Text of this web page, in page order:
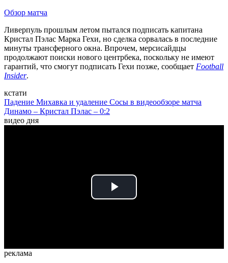
Обзор матча
Ливерпуль прошлым летом пытался подписать капитана
Кристал Пэлас Марка Гехи, но сделка сорвалась в последние
минуты трансферного окна. Впрочем, мерсисайдцы
продолжают поиски нового центрбека, поскольку не имеют
гарантий, что смогут подписать Гехи позже, сообщает Football
Insider.
кстати
Падение Михавка и удаление Сосы в видеообзоре матча
Динамо – Кристал Пэлас – 0:2
видео дня
Play
реклама